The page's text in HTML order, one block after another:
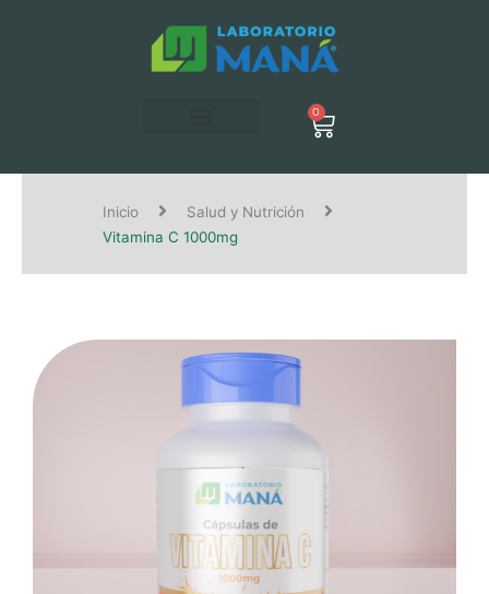
0
Carrito
Inicio
Salud y Nutrición
Vitamina C 1000mg